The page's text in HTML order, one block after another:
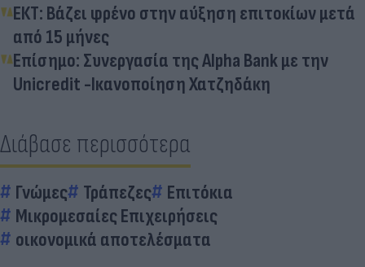
ΕΚΤ: Βάζει φρένο στην αύξηση επιτοκίων μετά
από 15 μήνες
Επίσημο: Συνεργασία της Alpha Bank με την
Unicredit -Ικανοποίηση Χατζηδάκη
Διάβασε περισσότερα
Γνώμες Τράπεζες
Επιτόκια
Μικρομεσαίες Επιχειρήσεις
οικονομικά αποτελέσματα